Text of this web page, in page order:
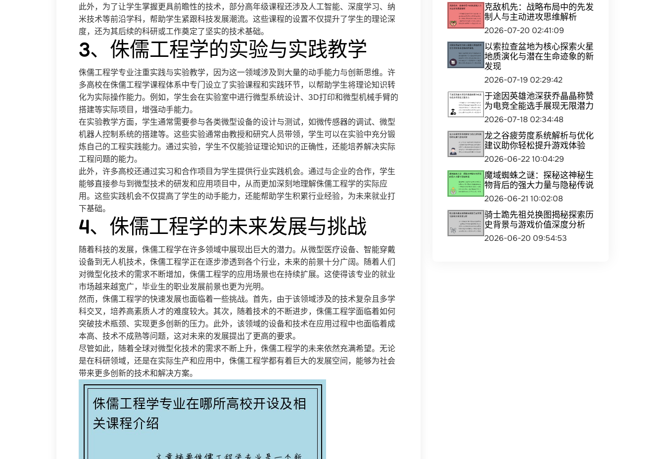
此外，为了让学生掌握更具前瞻性的技术，部分高年级课程还涉及人工智能、深度学习、纳
米技术等前沿学科，帮助学生紧跟科技发展潮流。这些课程的设置不仅提升了学生的理论深
度，还为其后续的科研或工作奠定了坚实的技术基础。
3、侏儒工程学的实验与实践教学
侏儒工程学专业注重实践与实验教学，因为这一领域涉及到大量的动手能力与创新思维。许
多高校在侏儒工程学课程体系中专门设立了实验课程和实践环节，以帮助学生将理论知识转
化为实际操作能力。例如，学生会在实验室中进行微型系统设计、3D打印和微型机械手臂的
搭建等实际项目，增强动手能力。
在实验教学方面，学生通常需要参与各类微型设备的设计与测试，如微传感器的调试、微型
机器人控制系统的搭建等。这些实验通常由教授和研究人员带领，学生可以在实验中充分锻
炼自己的工程实践能力。通过实验，学生不仅能验证理论知识的正确性，还能培养解决实际
工程问题的能力。
此外，许多高校还通过实习和合作项目为学生提供行业实践机会。通过与企业的合作，学生
能够直接参与到微型技术的研发和应用项目中，从而更加深刻地理解侏儒工程学的实际应
用。这些实践机会不仅提高了学生的动手能力，还能帮助学生积累行业经验，为未来就业打
下基础。
4、侏儒工程学的未来发展与挑战
随着科技的发展，侏儒工程学在许多领域中展现出巨大的潜力。从微型医疗设备、智能穿戴
设备到无人机技术，侏儒工程学正在逐步渗透到各个行业，未来的前景十分广阔。随着人们
对微型化技术的需求不断增加，侏儒工程学的应用场景也在持续扩展。这使得该专业的就业
市场越来越宽广，毕业生的职业发展前景也更为光明。
然而，侏儒工程学的快速发展也面临着一些挑战。首先，由于该领域涉及的技术复杂且多学
科交叉，培养高素质人才的难度较大。其次，随着技术的不断进步，侏儒工程学面临着如何
突破技术瓶颈、实现更多创新的压力。此外，该领域的设备和技术在应用过程中也面临着成
本高、技术不成熟等问题，这对未来的发展提出了更高的要求。
尽管如此，随着全球对微型化技术的需求不断上升，侏儒工程学的未来依然充满希望。无论
是在科研领域，还是在实际生产和应用中，侏儒工程学都有着巨大的发展空间，能够为社会
带来更多创新的技术和解决方案。
克敌机先：战略布局中的先发
制人与主动进攻思维解析
2026-07-20 02:41:09
以索拉查盆地为核心探索火星
地质演化与潜在生命迹象的新
发现
2026-07-19 02:29:42
于途因英雄池深获乔晶晶称赞
为电竞全能选手展现无限潜力
2026-07-18 02:34:48
龙之谷疲劳度系统解析与优化
建议助你轻松提升游戏体验
2026-06-22 10:04:29
魔域蜘蛛之谜：探秘这神秘生
物背后的强大力量与隐秘传说
2026-06-21 10:02:08
骑士跪先祖兑换图揭秘探索历
史背景与游戏价值深度分析
2026-06-20 09:54:53